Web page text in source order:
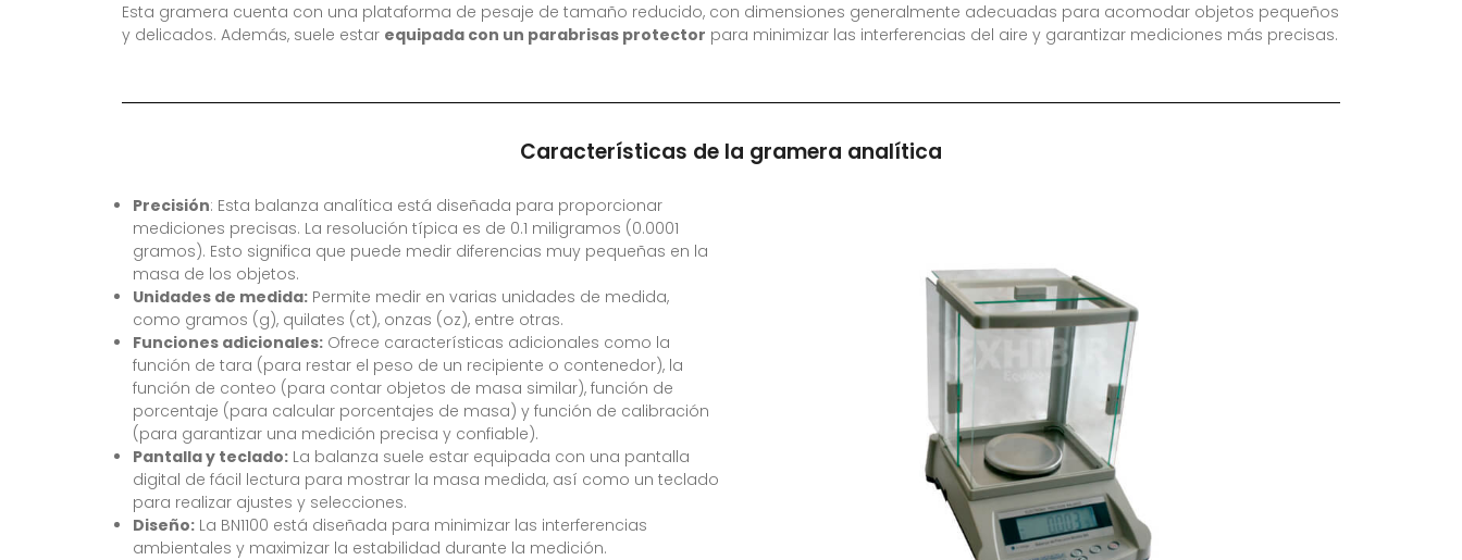
Esta gramera cuenta con una plataforma de pesaje de tamaño reducido, con dimensiones generalmente adecuadas para acomodar objetos pequeños
y delicados. Además, suele estar equipada con un parabrisas protector para minimizar las interferencias del aire y garantizar mediciones más precisas.
Características de la gramera analítica
Precisión: Esta balanza analítica está diseñada para proporcionar
mediciones precisas. La resolución típica es de 0.1 miligramos (0.0001
gramos). Esto significa que puede medir diferencias muy pequeñas en la
masa de los objetos.
Unidades de medida:Permite medir en varias unidades de medida,
como gramos (g), quilates (ct), onzas (oz), entre otras.
Funciones adicionales:Ofrece características adicionales como la
función de tara (para restar el peso de un recipiente o contenedor), la
función de conteo (para contar objetos de masa similar), función de
porcentaje (para calcular porcentajes de masa) y función de calibración
(para garantizar una medición precisa y confiable).
Pantalla y teclado:La balanza suele estar equipada con una pantalla
digital de fácil lectura para mostrar la masa medida, así como un teclado
para realizar ajustes y selecciones.
Diseño:La BN1100 está diseñada para minimizar las interferencias
ambientales y maximizar la estabilidad durante la medición.